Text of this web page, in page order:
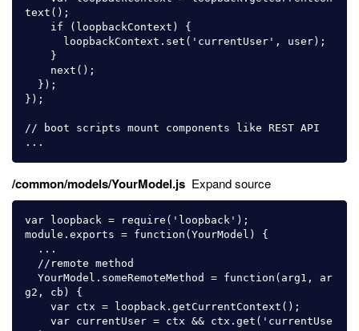
text();
});
// boot scripts mount components like REST API
/common/models/YourModel.js Expand source
var loopback = require('loopback');
module.exports = function(YourModel) {
g2, cb) {